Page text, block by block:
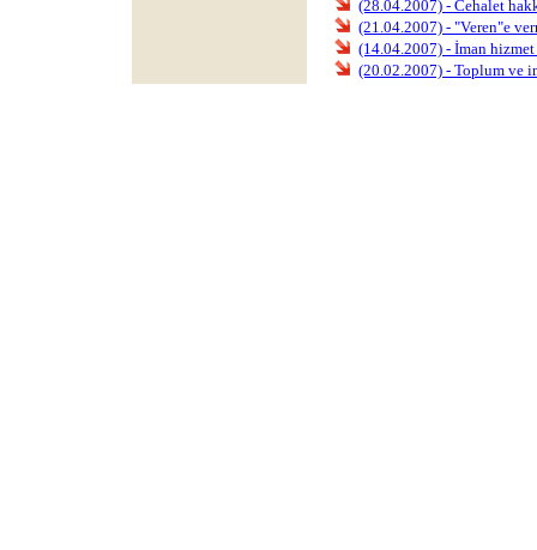
(28.04.2007) - Cehalet
(21.04.2007) - "Veren"e
(14.04.2007) - İman
(20.02.2007) - Toplum ve